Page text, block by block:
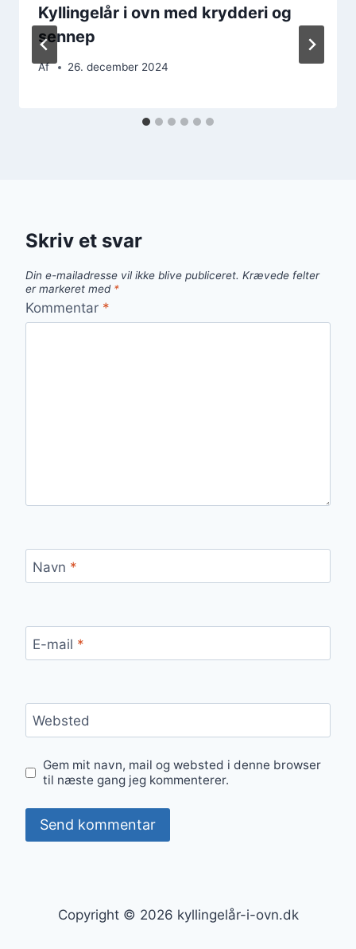
Kyllingelår i ovn med krydderi og
sennep
Af 26. december 2024
Skriv et svar
Din e-mailadresse vil ikke blive publiceret. Krævede felter
er markeret med *
Kommentar *
Navn *
E-mail *
Websted
Gem mit navn, mail og websted i denne browser
til næste gang jeg kommenterer.
Copyright © 2026 kyllingelår-i-ovn.dk